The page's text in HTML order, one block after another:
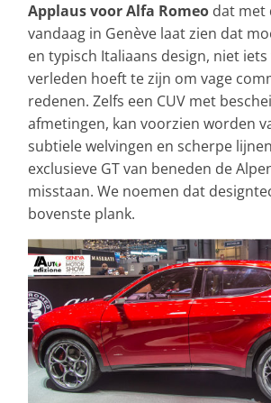
Applaus voor Alfa Romeo dat met
vandaag in Genève laat zien dat
en typisch Italiaans design, niet
verleden hoeft te zijn om vage
redenen. Zelfs een CUV met
afmetingen, kan voorzien worden
subtiele welvingen en scherpe
exclusieve GT van beneden de
misstaan. We noemen dat
bovenste plank.